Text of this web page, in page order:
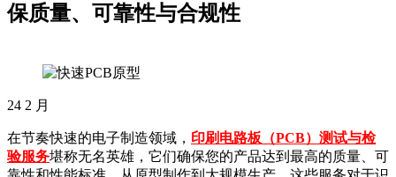
保质量、可靠性与合规性
24 2 月
在节奏快速的电子制造领域， 印刷电路板（PCB）测试与检
验服务堪称无名英雄，它们确保您的产品达到最高的质量、可